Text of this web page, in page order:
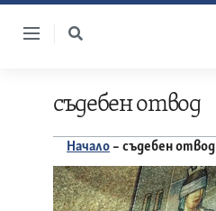
Skip
съдебен отвод
Начало – съдебен отвод